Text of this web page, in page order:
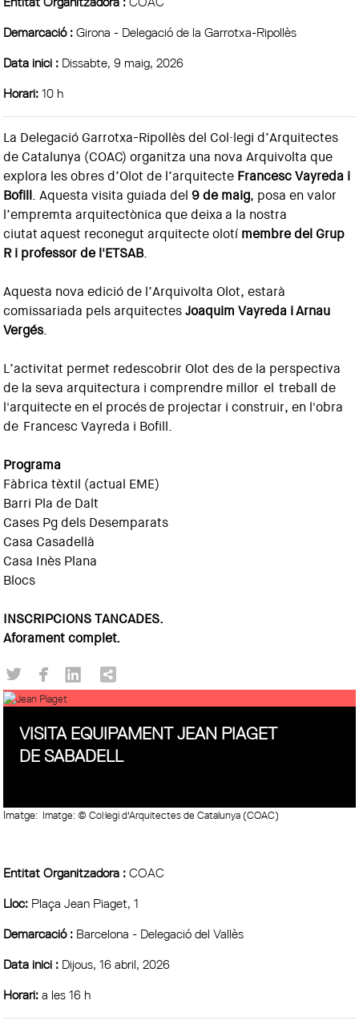
Demarcació :Girona - Delegació de la Garrotxa-Ripollès
Data inici : Dissabte, 9 maig, 2026
Horari:10 h
La Delegació Garrotxa-Ripollès del Col·legi d’Arquitectes
de Catalunya (COAC) organitza una nova Arquivolta que
explora les obres d’Olot de l’arquitecte Francesc Vayreda i
Bofill. Aquesta visita guiada del9 de maig, posa en valor
l’empremta arquitectònica que deixa a la nostra
ciutat aquest reconegut arquitecte olotí membre del Grup
R i professor de l'ETSAB.
Aquesta nova edició de l’Arquivolta Olot, estarà
comissariada pels arquitectesJoaquim Vayreda i Arnau
Vergés.
L’activitat permet redescobrir Olot des de la perspectiva
de la seva arquitectura i comprendre millor el treball de
l'arquitecte en el procés de projectar i construir, en l'obra
de Francesc Vayreda i Bofill.
Programa
Fàbrica tèxtil (actual EME)
Barri Pla de Dalt
Cases Pg dels Desemparats
Casa Casadellà
Casa Inès Plana
Blocs
INSCRIPCIONS TANCADES.
Aforament complet.
VISITA EQUIPAMENT JEAN PIAGET
DE SABADELL
Imatge: Imatge: © Col·legi d'Arquitectes de Catalunya (COAC)
Entitat Organitzadora :COAC
Lloc: Plaça Jean Piaget, 1
Demarcació : Barcelona - Delegació del Vallès
Data inici : Dijous, 16 abril, 2026
Horari:a les 16 h